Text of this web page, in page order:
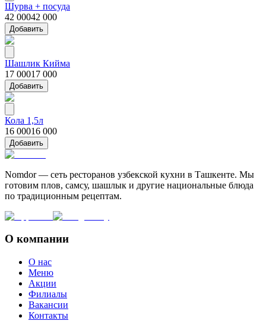
Шурва + посуда
42 00042 000
Добавить
Шашлик Кийма
17 00017 000
Добавить
Кола 1,5л
16 00016 000
Добавить
Nomdor — сеть ресторанов узбекской кухни в Ташкенте. Мы
готовим плов, самсу, шашлык и другие национальные блюда
по традиционным рецептам.
О компании
О нас
Меню
Акции
Филиалы
Вакансии
Контакты